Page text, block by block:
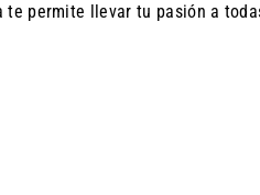
permite llevar tu pasión a